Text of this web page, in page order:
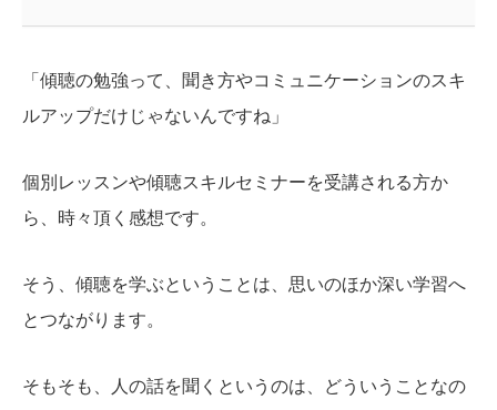
「傾聴の勉強って、聞き方やコミュニケーションのスキ
ルアップだけじゃないんですね」
個別レッスンや傾聴スキルセミナーを受講される方か
ら、時々頂く感想です。
そう、傾聴を学ぶということは、思いのほか深い学習へ
とつながります。
そもそも、人の話を聞くというのは、どういうことなの